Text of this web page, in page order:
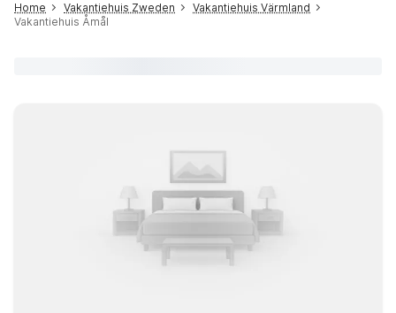
Home Vakantiehuis Zweden
Vakantiehuis Värmland
Vakantiehuis Åmål